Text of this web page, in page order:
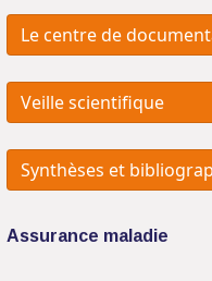
Le centre de
Veille
Synthèses et
Assurance maladie